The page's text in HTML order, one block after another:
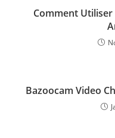
Comment
Bazoocam Video